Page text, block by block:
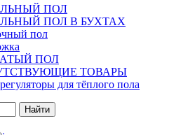
ПОЛ
ПОЛ В БУХТАХ
пол
ПОЛ
ТОВАРЫ
для тёплого пола
Найти